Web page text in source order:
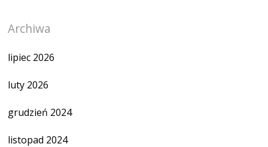
Archiwa
lipiec 2026
luty 2026
grudzień 2024
listopad 2024